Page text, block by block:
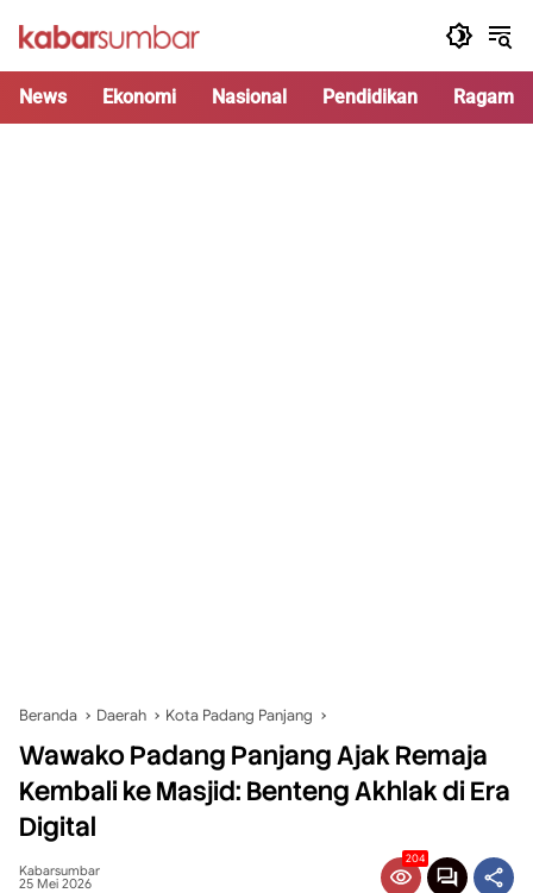
News Ekonomi Nasional Pendidikan Ragam
Beranda Daerah Kota Padang Panjang
Wawako Padang Panjang Ajak Remaja
Kembali ke Masjid: Benteng Akhlak di Era
Digital
Kabarsumbar
25 Mei 2026
204